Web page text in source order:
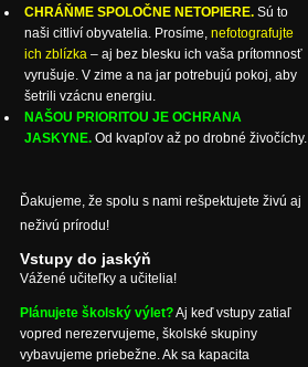
CHRÁŇME SPOLOČNE NETOPIERE. Sú to
naši citliví obyvatelia. Prosíme, nefotografujte
ich zblízka – aj bez blesku ich vaša prítomnosť
vyrušuje. V zime a na jar potrebujú pokoj, aby
šetrili vzácnu energiu.
NAŠOU PRIORITOU JE OCHRANA
JASKYNE. Od kvapľov až po drobné živočíchy.
Ďakujeme, že spolu s nami rešpektujete živú aj
neživú prírodu!
Vstupy do jaskýň
Vážené učiteľky a učitelia!
Plánujete školský výlet?Aj keď vstupy zatiaľ
vopred nerezervujeme, školské skupiny
vybavujeme priebežne. Ak sa kapacita